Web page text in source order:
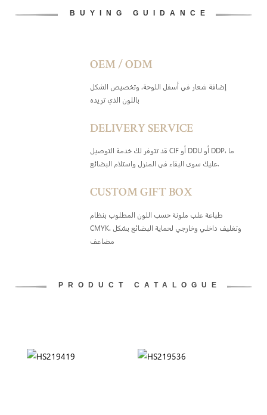
BUYING GUIDANCE
OEM / ODM
إضافة شعار في أسفل اللوحة، وتخصيص الشكل
باللون الذي تريده
DELIVERY SERVICE
قد تتوفر لك خدمة التوصيل CIF أو DDU أو DDP، ما
عليك سوى البقاء في المنزل واستلام البضائع.
CUSTOM GIFT BOX
طباعة علب ملونة حسب اللون المطلوب بنظام
CMYK، وتغليف داخلي وخارجي لحماية البضائع بشكل
مضاعف
PRODUCT CATALOGUE